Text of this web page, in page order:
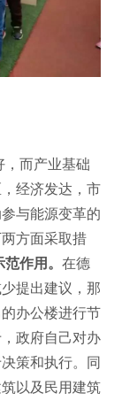
而产业基础
经济发达，市
与能源变革的
方面采取措
作用。 在德
提出建议，那
办公楼进行节
政府自己对办
策和执行。同
以及民用建筑